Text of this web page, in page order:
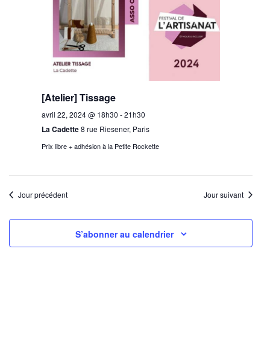
vues
[Atelier] Tissage
avril 22, 2024 @ 18h30 -21h30
La Cadette8 rue Riesener, Paris
Prix libre + adhésion à la Petite Rockette
Jour précédent Jour suivant
S’abonner au calendrier